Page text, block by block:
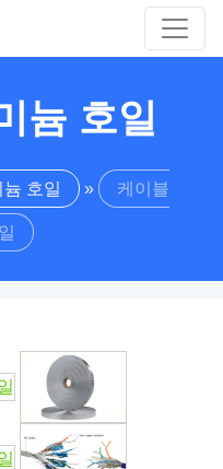
늄 호일
호일 » 케이블